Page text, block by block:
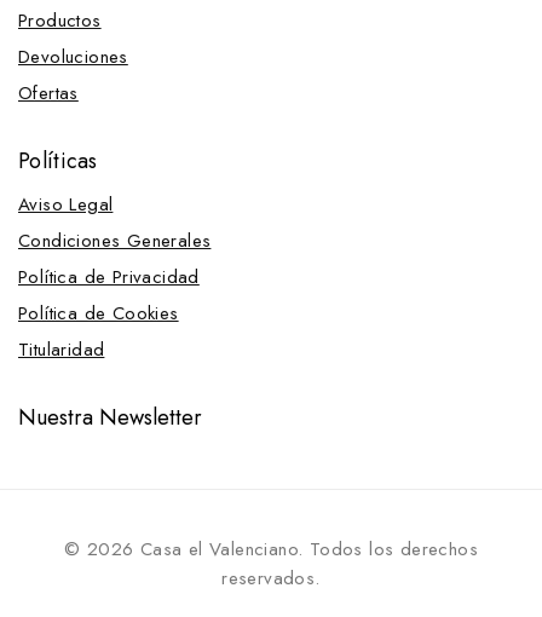
Productos
Devoluciones
Ofertas
Políticas
Aviso Legal
Condiciones Generales
Política de Privacidad
Política de Cookies
Titularidad
Nuestra Newsletter
© 2026 Casa el Valenciano. Todos los derechos
reservados.